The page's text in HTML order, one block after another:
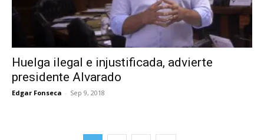
Huelga ilegal e injustificada, advierte
presidente Alvarado
Edgar Fonseca - Sep 9, 2018